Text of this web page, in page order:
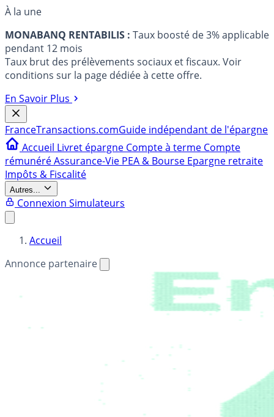
À la une
MONABANQ RENTABILIS : Taux boosté de 3% applicable
pendant 12 mois
Taux brut des prélèvements sociaux et fiscaux. Voir
conditions sur la page dédiée à cette offre.
En Savoir Plus
FranceTransactions.comGuide indépendant de l'épargne
Accueil Livret épargne Compte à terme Compte
rémunéréAssurance-Vie PEA & Bourse Epargne retraite
Impôts & Fiscalité
Autres...
Connexion Simulateurs
Accueil
Annonce partenaire